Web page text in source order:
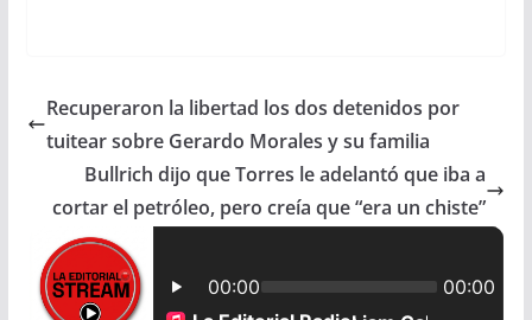
e
b
o
o
k
t
A
i
r
e
Recuperaron la libertad los dos detenidos por
tuitear sobre Gerardo Morales y su familia
Bullrich dijo que Torres le adelantó que iba a
cortar el petróleo, pero creía que “era un chiste”